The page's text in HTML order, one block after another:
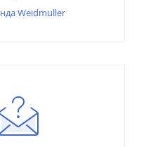
Weidmuller